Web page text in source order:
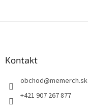
Kontakt
obchod@memerch.sk
+421 907 267 877